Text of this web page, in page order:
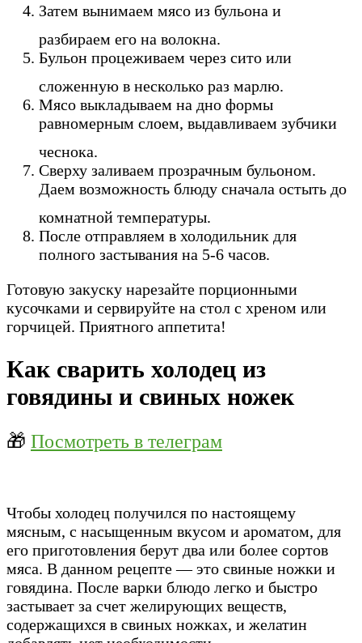
Затем вынимаем мясо из бульона и
разбираем его на волокна.
Бульон процеживаем через сито или
сложенную в несколько раз марлю.
Мясо выкладываем на дно формы
равномерным слоем, выдавливаем зубчики
чеснока.
Сверху заливаем прозрачным бульоном.
Даем возможность блюду сначала остыть до
комнатной температуры.
После отправляем в холодильник для
полного застывания на 5-6 часов.
Готовую закуску нарезайте порционными
кусочками и сервируйте на стол с хреном или
горчицей. Приятного аппетита!
Как сварить холодец из
говядины и свиных ножек
🎁 Посмотреть в телеграм
Чтобы холодец получился по настоящему
мясным, с насыщенным вкусом и ароматом, для
его приготовления берут два или более сортов
мяса. В данном рецепте — это свиные ножки и
говядина. После варки блюдо легко и быстро
застывает за счет желирующих веществ,
содержащихся в свиных ножках, и желатин